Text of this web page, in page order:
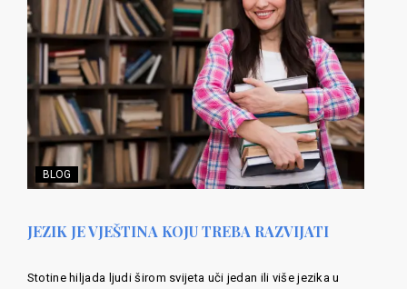
BLOG
JEZIK JE VJEŠTINA KOJU TREBA RAZVIJATI
Stotine hiljada ljudi širom svijeta uči jedan ili više jezika u